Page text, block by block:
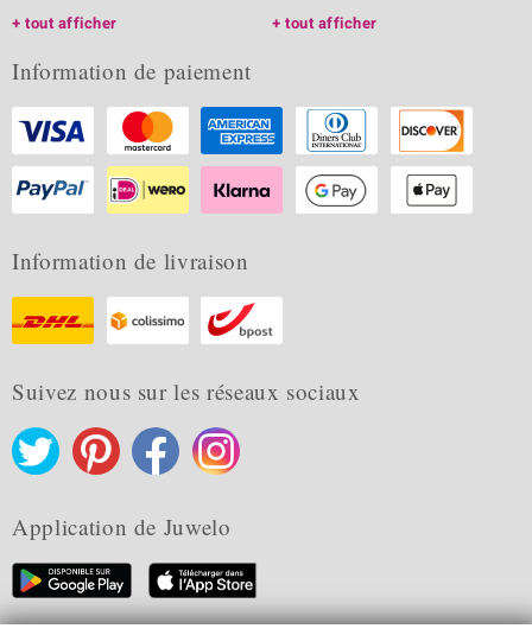
tout afficher
tout afficher
Information de paiement
Information de livraison
Suivez nous sur les réseaux sociaux
Application de Juwelo